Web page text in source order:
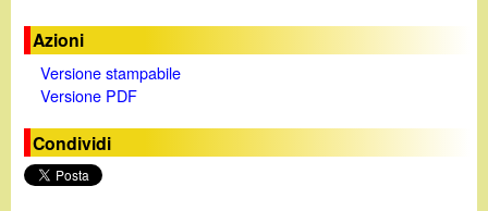
di questo
Azioni
Versione stampabile
Versione PDF
Condividi